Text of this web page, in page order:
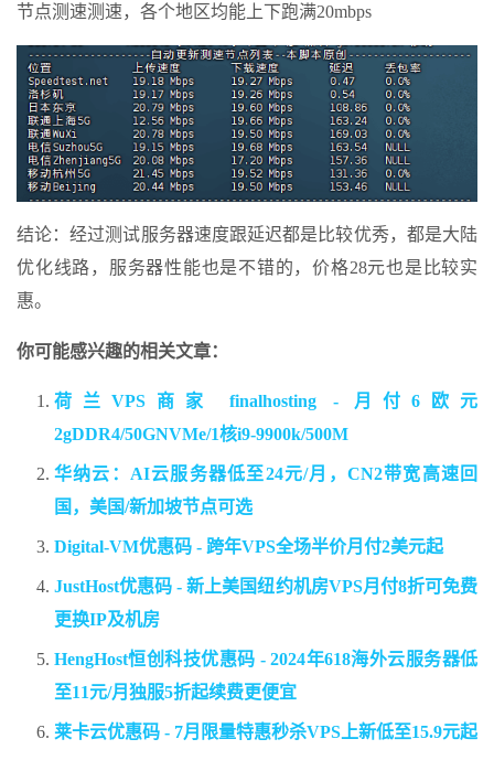
节点测速测速，各个地区均能上下跑满20mbps
结论：经过测试服务器速度跟延迟都是比较优秀，都是大陆
优化线路，服务器性能也是不错的，价格28元也是比较实
惠。
你可能感兴趣的相关文章：
荷兰VPS商家 finalhosting - 月付6欧元
2gDDR4/50GNVMe/1核i9-9900k/500M
华纳云：AI云服务器低至24元/月，CN2带宽高速回
国，美国/新加坡节点可选
Digital-VM优惠码 - 跨年VPS全场半价月付2美元起
JustHost优惠码 - 新上美国纽约机房VPS月付8折可免费
更换IP及机房
HengHost恒创科技优惠码 - 2024年618海外云服务器低
至11元/月独服5折起续费更便宜
莱卡云优惠码 - 7月限量特惠秒杀VPS上新低至15.9元起